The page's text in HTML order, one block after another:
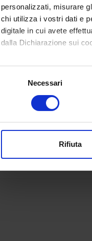
personalizzati, misurare
chi utilizza i vostri dati e
digitale in cui avete
dalla Dichiarazione sui
Con il tuo consenso,
raccogliere
digitali).
modificare o ritirare il tuo
Necessari
Rifiuta